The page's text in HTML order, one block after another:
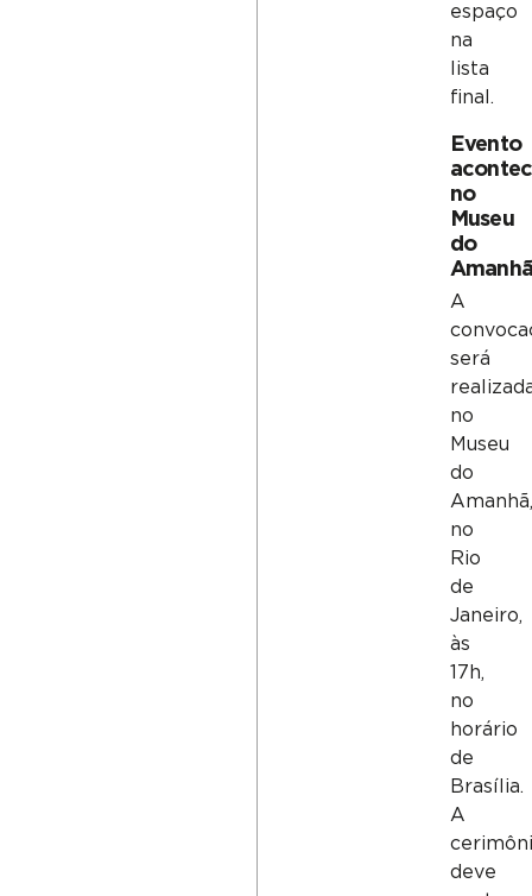
espaço
na
lista
final.
Evento
no
Museu
do
A
será
no
Museu
do
Amanhã,
no
Rio
de
Janeiro,
às
17h,
no
horário
de
Brasília.
A
deve